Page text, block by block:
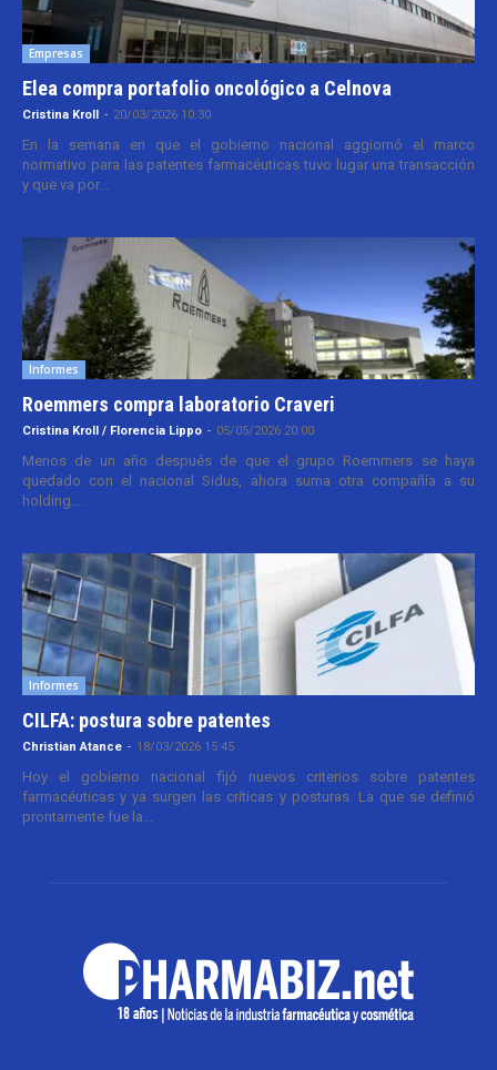
Empresas
Elea compra portafolio oncológico a Celnova
Cristina Kroll - 20/03/2026 10:30
En la semana en que el gobierno nacional aggiornó el marco
normativo para las patentes farmacéuticas tuvo lugar una transacción
y que va por...
Informes
Roemmers compra laboratorio Craveri
Cristina Kroll / Florencia Lippo - 05/05/2026 20:00
Menos de un año después de que el grupo Roemmers se haya
quedado con el nacional Sidus, ahora suma otra compañía a su
holding....
Informes
CILFA: postura sobre patentes
Christian Atance - 18/03/2026 15:45
Hoy el gobierno nacional fijó nuevos criterios sobre patentes
farmacéuticas y ya surgen las críticas y posturas. La que se definió
prontamente fue la...